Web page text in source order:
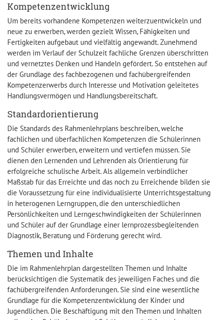
Kompetenzentwicklung
Um bereits vorhandene Kompetenzen weiterzuentwickeln und
neue zu erwerben, werden gezielt Wissen, Fähigkeiten und
Fertigkeiten aufgebaut und vielfältig angewandt. Zunehmend
werden im Verlauf der Schulzeit fachliche Grenzen überschritten
und vernetztes Denken und Handeln gefördert. So entstehen auf
der Grundlage des fachbezogenen und fachübergreifenden
Kompetenzerwerbs durch Interesse und Motivation geleitetes
Handlungsvermögen und Handlungsbereitschaft.
Standardorientierung
Die Standards des Rahmenlehrplans beschreiben, welche
fachlichen und überfachlichen Kompetenzen die Schülerinnen
und Schüler erwerben, erweitern und vertiefen müssen. Sie
dienen den Lernenden und Lehrenden als Orientierung für
erfolgreiche schulische Arbeit. Als allgemein verbindlicher
Maßstab für das Erreichte und das noch zu Erreichende bilden sie
die Voraussetzung für eine individualisierte Unterrichtsgestaltung
in heterogenen Lerngruppen, die den unterschiedlichen
Persönlichkeiten und Lerngeschwindigkeiten der Schülerinnen
und Schüler auf der Grundlage einer lernprozessbegleitenden
Diagnostik, Beratung und Förderung gerecht wird.
Themen und Inhalte
Die im Rahmenlehrplan dargestellten Themen und Inhalte
berücksichtigen die Systematik des jeweiligen Faches und die
fachübergreifenden Anforderungen. Sie sind eine wesentliche
Grundlage für die Kompetenzentwicklung der Kinder und
Jugendlichen. Die Beschäftigung mit den Themen und Inhalten